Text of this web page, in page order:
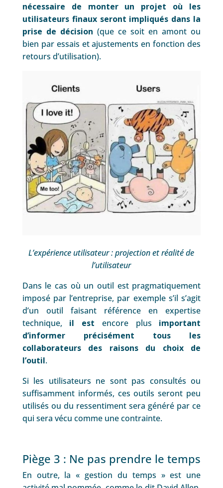
nécessaire de monter un projet où les
utilisateurs finaux seront impliqués dans la
prise de décision (que ce soit en amont ou
bien par essais et ajustements en fonction des
retours d’utilisation).
L’expérience utilisateur : projection et réalité de
l’utilisateur
Dans le cas où un outil est pragmatiquement
imposé par l’entreprise, par exemple s’il s’agit
d’un outil faisant référence en expertise
technique, il est encore plus important
d’informer
précisément tous
les
collaborateurs
des raisons
du choix de
l’outil.
Si les utilisateurs ne sont pas consultés ou
suffisamment informés, ces outils seront peu
utilisés ou du ressentiment sera généré par ce
qui sera vécu comme une contrainte.
Piège 3 : Ne pas prendre le temps
En outre, la « gestion du temps » est une